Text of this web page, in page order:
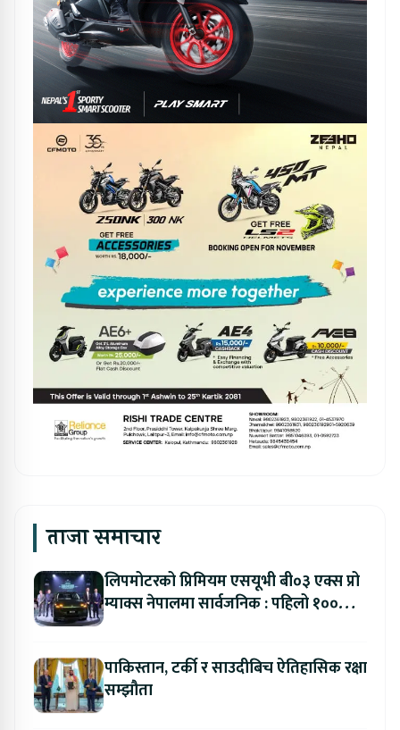
ताजा समाचार
लिपमोटरको प्रिमियम एसयूभी बी०३ एक्स प्रो
म्याक्स नेपालमा सार्वजनिक : पहिलो १००
पाकिस्तान, टर्की र साउदीबिच ऐतिहासिक रक्षा
सम्झौता